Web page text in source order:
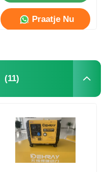
Praatje Nu
(11)